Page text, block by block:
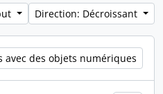
Direction: Décroissant
avec des objets numériques